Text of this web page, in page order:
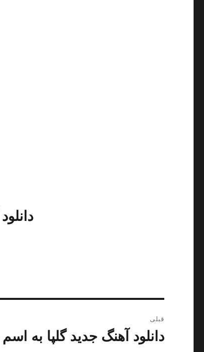
دانلود
نوشته
قبلی
نوشته
دانلود آهنگ جدید گلپا به